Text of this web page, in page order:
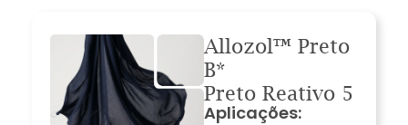
Allozol™ Preto
B*
Preto Reativo 5
Aplicações: